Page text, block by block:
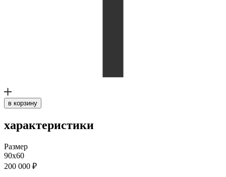
в корзину
характеристики
Размер
90х60
200 000 ₽